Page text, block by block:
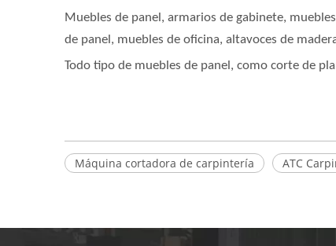
Muebles de panel, armarios de gabinete,
de panel, muebles de oficina, altavoces de
Todo tipo de muebles de panel, como corte de
Máquina cortadora de carpintería ATC